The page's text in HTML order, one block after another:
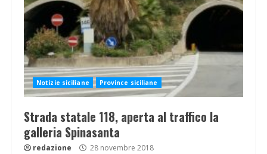
Notizie siciliane Province siciliane
Strada statale 118, aperta al traffico la
galleria Spinasanta
redazione 28 novembre 2018